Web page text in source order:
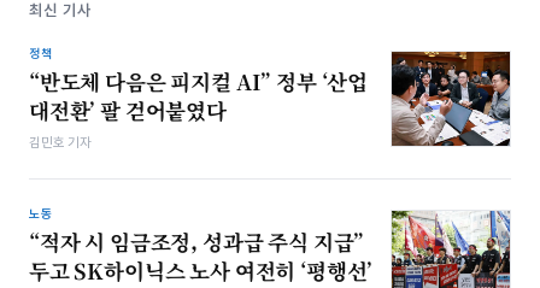
최신 기사
정책
“반도체 다음은 피지컬 AI” 정부 ‘산업
대전환’ 팔 걷어붙였다
김민호 기자
노동
“적자 시 임금조정, 성과급 주식 지급”
두고 SK하이닉스 노사 여전히 ‘평행선’